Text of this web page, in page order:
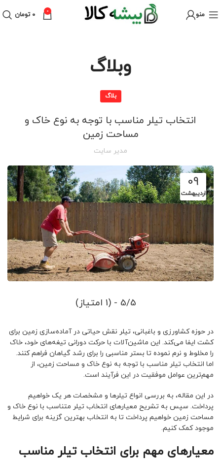
منو 0 ۰ تومان
وبلاگ
بلاگ
انتخاب تیلر مناسب با توجه به نوع خاک و
مساحت زمین
مدیر سایت
09
اردیبهشت
5/5 - (1 امتیاز)
در حوزه کشاورزی و باغبانی، تیلر نقش حیاتی در آماده‌سازی زمین برای
کشت ایفا می‌کند. این ماشین‌آلات با حرکت دورانی تیغه‌های خود، خاک
را مخلوط و نرم نموده تا بستر مناسبی را برای رشد گیاهان فراهم کنند.
اما انتخاب تیلر مناسب با توجه به نوع خاک و مساحت زمین، از
مهم‌ترین عوامل موفقیت در این فرآیند است.
در این مقاله، به بررسی انواع تیلرها و مشخصات هر یک خواهیم
پرداخت. سپس به تشریح معیارهای انتخاب تیلر متناسب با نوع خاک و
مساحت زمین خواهیم پرداخت تا به انتخاب بهترین گزینه برای شرایط
موجود کمک کنیم.
معیارهای مهم برای انتخاب تیلر مناسب